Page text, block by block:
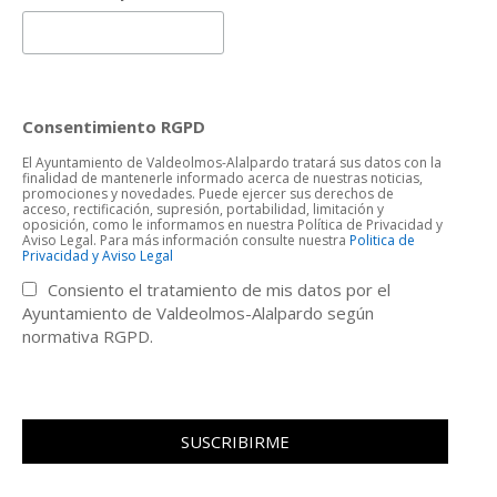
Consentimiento RGPD
El Ayuntamiento de Valdeolmos-Alalpardo tratará sus datos con la
finalidad de mantenerle informado acerca de nuestras noticias,
promociones y novedades. Puede ejercer sus derechos de
acceso, rectificación, supresión, portabilidad, limitación y
oposición, como le informamos en nuestra Política de Privacidad y
Aviso Legal. Para más información consulte nuestraPolitica de
Privacidad y Aviso Legal
Consiento el tratamiento de mis datos por el
Ayuntamiento de Valdeolmos-Alalpardo según
normativa RGPD.